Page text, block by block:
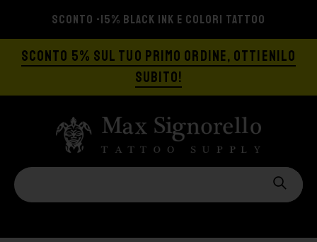
SPEDIZIONE GRATIS A PARTIRE DA
SCONTO 5% SUL TUO PRIMO ORDINE, OTTIENILO
SUBITO!